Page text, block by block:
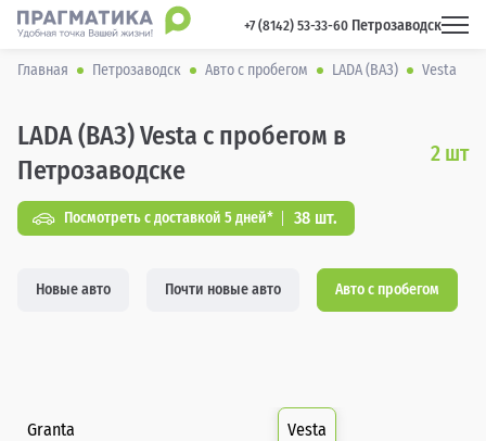
+7 (8142) 53-33-60 Петрозаводск
Главная Петрозаводск Авто с пробегом LADA (ВАЗ) Vesta
LADA (ВАЗ) Vesta с пробегом в
Петрозаводске
2 шт
Посмотреть с доставкой 5 дней* 38 шт.
Новые авто Почти новые авто Авто с пробегом
Granta Vesta